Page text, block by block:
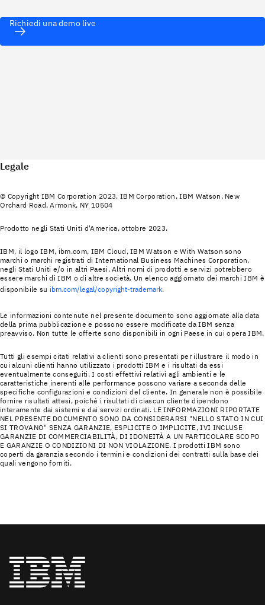
Richiedi una demo live
Legale
© Copyright IBM Corporation 2023. IBM Corporation, IBM Watson, New
Orchard Road, Armonk, NY 10504
Prodotto negli Stati Uniti d'America, ottobre 2023.
IBM, il logo IBM, ibm.com, IBM Cloud, IBM Watson e With Watson sono
marchi o marchi registrati di International Business Machines Corporation,
negli Stati Uniti e/o in altri Paesi. Altri nomi di prodotti e servizi potrebbero
essere marchi di IBM o di altre società. Un elenco aggiornato dei marchi IBM è
disponibile su ibm.com/legal/copyright-trademark.
Le informazioni contenute nel presente documento sono aggiornate alla data
della prima pubblicazione e possono essere modificate da IBM senza
preavviso. Non tutte le offerte sono disponibili in ogni Paese in cui opera IBM.
Tutti gli esempi citati relativi a clienti sono presentati per illustrare il modo in
cui alcuni clienti hanno utilizzato i prodotti IBM e i risultati da essi
eventualmente conseguiti. I costi effettivi relativi agli ambienti e le
caratteristiche inerenti alle performance possono variare a seconda delle
specifiche configurazioni e condizioni del cliente. In generale non è possibile
fornire risultati attesi, poiché i risultati di ciascun cliente dipendono
interamente dai sistemi e dai servizi ordinati. LE INFORMAZIONI RIPORTATE
NEL PRESENTE DOCUMENTO SONO DA CONSIDERARSI "NELLO STATO IN CUI
SI TROVANO" SENZA GARANZIE, ESPLICITE O IMPLICITE, IVI INCLUSE
GARANZIE DI COMMERCIABILITÀ, DI IDONEITÀ A UN PARTICOLARE SCOPO
E GARANZIE O CONDIZIONI DI NON VIOLAZIONE. I prodotti IBM sono
coperti da garanzia secondo i termini e condizioni dei contratti sulla base dei
quali vengono forniti.